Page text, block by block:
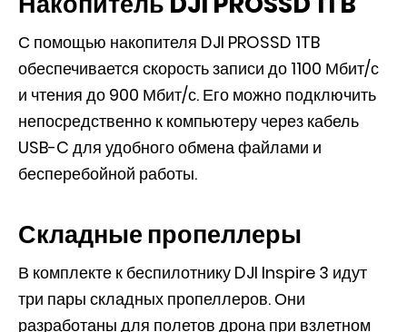
С помощью накопителя DJI PROSSD 1TB
обеспечивается скорость записи до 1100 Мбит/с
и чтения до 900 Мбит/с. Его можно подключить
непосредственно к компьютеру через кабель
USB-C для удобного обмена файлами и
бесперебойной работы.
Складные пропеллеры
В комплекте к беспилотнику DJI Inspire 3 идут
три пары складных пропеллеров. Они
разработаны для полетов дрона при взлетном